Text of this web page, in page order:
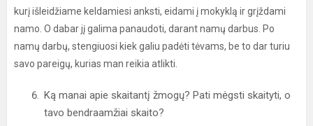
kurį išleidžiame keldamiesi anksti, eidami į mokyklą ir grįždami
namo. O dabar jį galima panaudoti, darant namų darbus. Po
namų darbų, stengiuosi kiek galiu padėti tėvams, be to dar turiu
savo pareigų, kurias man reikia atlikti.
Ką manai apie skaitantį žmogų? Pati mėgsti skaityti, o
tavo bendraamžiai skaito?